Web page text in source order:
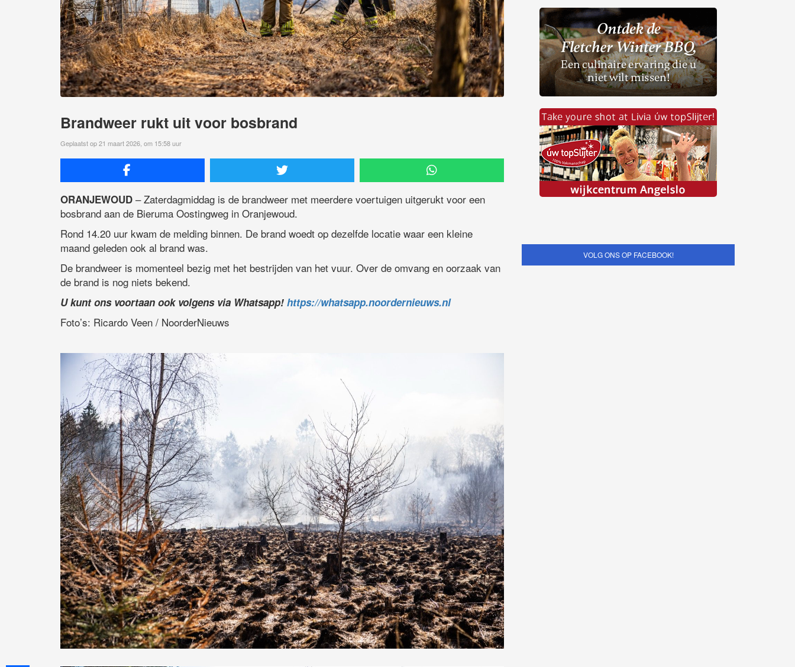
Brandweer rukt uit voor bosbrand
Geplaatst op 21 maart 2026, om 15:58 uur
ORANJEWOUD – Zaterdagmiddag is de brandweer met meerdere voertuigen uitgerukt voor een
bosbrand aan de Bieruma Oostingweg in Oranjewoud.
Rond 14.20 uur kwam de melding binnen. De brand woedt op dezelfde locatie waar een kleine
maand geleden ook al brand was.
De brandweer is momenteel bezig met het bestrijden van het vuur. Over de omvang en oorzaak van
de brand is nog niets bekend.
U kunt ons voortaan ook volgens via Whatsapp! https://whatsapp.noordernieuws.nl
Foto’s: Ricardo Veen / NoorderNieuws
VOLG ONS OP FACEBOOK!